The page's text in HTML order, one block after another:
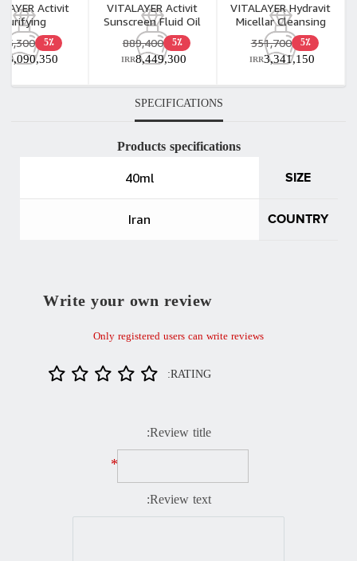
Activit
Purifying
Anti
100gr
5٪
3,090,350
VITALAYER Activit
Sunscreen Fluid Oil
Free For Combination
& Oily Skin 50ml
5٪ 889,400
8,449,300
IRR
VITALAYER Hydravit
Micellar Cleansing
Water Dry and
Dehydrated Skin
250ml
5٪ 351,700
3,341,150
IRR
SPECIFICATIONS
Products specifications
SIZE
40ml
COUNTRY
Iran
Write your own review
Only registered users can write reviews
RATING:
Review title:
*
Review text: